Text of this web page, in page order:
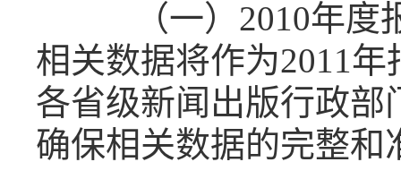
（一） 2010年度
相关数据将作为2011 年
各省级新闻出版行政
确保相关数据的完整和